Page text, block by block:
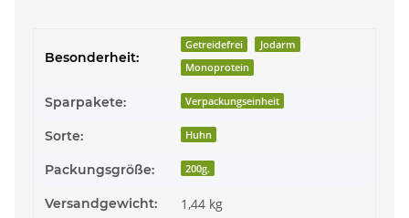
Besonderheit:
Getreidefrei
Jodarm
Monoprotein
Sparpakete: Verpackungseinheit
Sorte: Huhn
Packungsgröße: 200g.
Versandgewicht: 1,44 kg